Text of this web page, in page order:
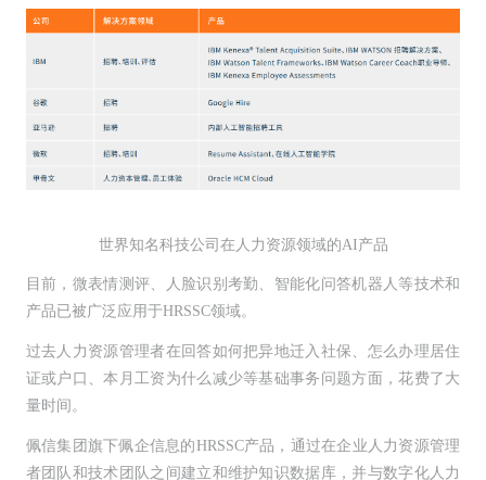
世界知名科技公司在人力资源领域的AI产品
目前，微表情测评、人脸识别考勤、智能化问答机器人等技术和
产品已被广泛应用于HRSSC领域。
过去人力资源管理者在回答如何把异地迁入社保、怎么办理居住
证或户口、本月工资为什么减少等基础事务问题方面，花费了大
量时间。
佩信集团旗下佩企信息的HRSSC产品，通过在企业人力资源管理
者团队和技术团队之间建立和维护知识数据库，并与数字化人力